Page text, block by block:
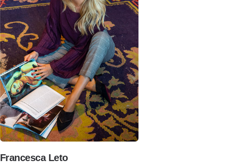
Francesca Leto